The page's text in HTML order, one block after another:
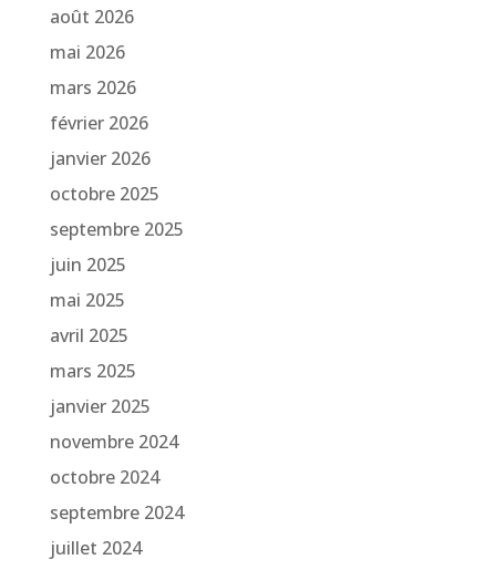
août 2026
mai 2026
mars 2026
février 2026
janvier 2026
octobre 2025
septembre 2025
juin 2025
mai 2025
avril 2025
mars 2025
janvier 2025
novembre 2024
octobre 2024
septembre 2024
juillet 2024